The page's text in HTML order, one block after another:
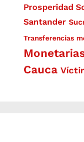
Prosperidad
Santander
Transferencias
Cauca